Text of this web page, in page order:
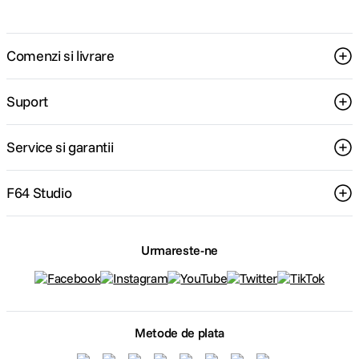
teren.
Dacă editezi pe laptop, o unitate de stocare externă
devine parte din fluxul tău zilnic de lucru.
HDD extern sau SSD extern - alege
conform stilului tău de lucru
arhivezi volume extinse de fotografii și
materiale video;
cauți opțiuni precum HDD extern 1TB, 2TB, 4TB
Un HDD folosește discuri magnetice pentru stocare.
Este potrivit pentru backup și arhivare pe termen
Comenzi si livrare
Suport
Service si garantii
F64 Studio
Urmareste-ne
Metode de plata